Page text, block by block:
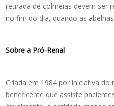
retirada de colmeias devem ser
no fim do dia, quando as
Sobre a Pró-Renal
Criada em 1984 por iniciativa do
beneficente que assiste